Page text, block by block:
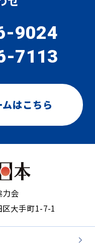
9024
7113
はこちら
力会
大手町1-7-1